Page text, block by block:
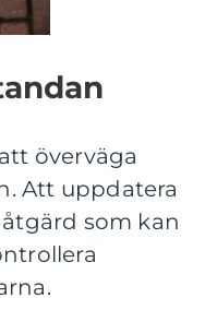
överväga
Att uppdatera
som kan